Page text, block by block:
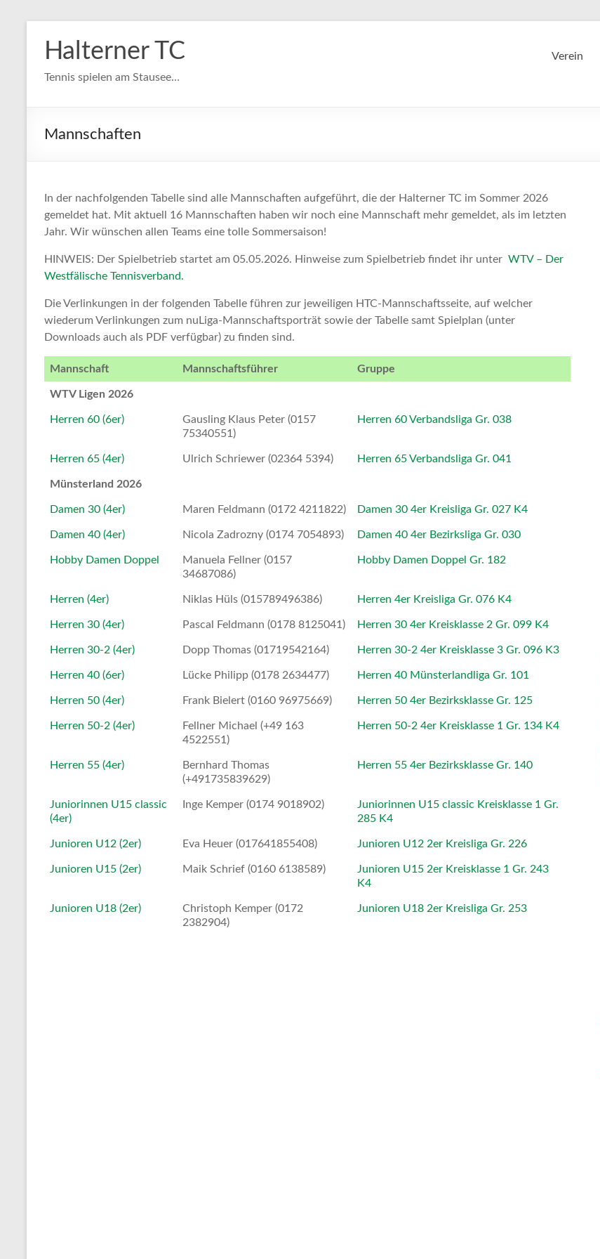
Inhalt
springenHalterner TC
Tennis spielen am Stausee…
Verein
Mannschaften
In der nachfolgenden Tabelle sind alle Mannschaften aufgeführt, die der Halterner TC im Sommer 2026
gemeldet hat. Mit aktuell 16 Mannschaften haben wir noch eine Mannschaft mehr gemeldet, als im letzten
Jahr. Wir wünschen allen Teams eine tolle Sommersaison!
HINWEIS: Der Spielbetrieb startet am 05.05.2026. Hinweise zum Spielbetrieb findet ihr unter WTV – Der
Westfälische Tennisverband.
Die Verlinkungen in der folgenden Tabelle führen zur jeweiligen HTC-Mannschaftsseite, auf welcher
wiederum Verlinkungen zum nuLiga-Mannschaftsporträt sowie der Tabelle samt Spielplan (unter
Downloads auch als PDF verfügbar) zu finden sind.
Mannschaft Mannschaftsführer Gruppe
WTV Ligen 2026
Herren 60 (6er)
Gausling Klaus Peter (0157
75340551)
Herren 60 Verbandsliga Gr. 038
Herren 65 (4er) Ulrich Schriewer (02364 5394) Herren 65 Verbandsliga Gr. 041
Münsterland 2026
Damen 30 (4er) Maren Feldmann (0172 4211822) Damen 30 4er Kreisliga Gr. 027 K4
Damen 40 (4er) Nicola Zadrozny (0174 7054893) Damen 40 4er Bezirksliga Gr. 030
Hobby Damen Doppel
Manuela Fellner (0157
34687086)
Hobby Damen Doppel Gr. 182
Herren (4er) Niklas Hüls (015789496386) Herren 4er Kreisliga Gr. 076 K4
Herren 30 (4er) Pascal Feldmann (0178 8125041) Herren 30 4er Kreisklasse 2 Gr. 099 K4
Herren 30-2 (4er) Dopp Thomas (01719542164) Herren 30-2 4er Kreisklasse 3 Gr. 096 K3
Herren 40 (6er) Lücke Philipp (0178 2634477) Herren 40 Münsterlandliga Gr. 101
Herren 50 (4er) Frank Bielert (0160 96975669) Herren 50 4er Bezirksklasse Gr. 125
Herren 50-2 (4er)
Fellner Michael (+49 163
4522551)
Herren 50-2 4er Kreisklasse 1 Gr. 134 K4
Herren 55 (4er)
Bernhard Thomas
(+491735839629)
Herren 55 4er Bezirksklasse Gr. 140
Juniorinnen U15 classic
(4er)
Inge Kemper (0174 9018902)
Juniorinnen U15 classic Kreisklasse 1 Gr.
285 K4
Junioren U12 (2er) Eva Heuer (017641855408) Junioren U12 2er Kreisliga Gr. 226
Junioren U15 (2er) Maik Schrief (0160 6138589)
Junioren U15 2er Kreisklasse 1 Gr. 243
K4
Junioren U18 (2er)
Christoph Kemper (0172
2382904)
Junioren U18 2er Kreisliga Gr. 253